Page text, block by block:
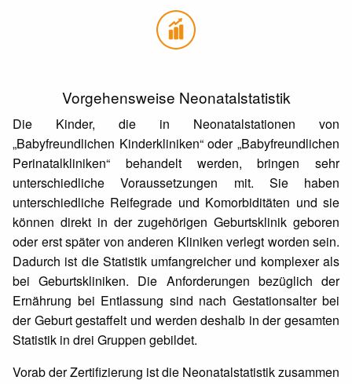
Vorgehensweise Neonatalstatistik
Die Kinder, die in Neonatalstationen von
„Babyfreundlichen Kinderkliniken“ oder „Babyfreundlichen
Perinatalkliniken“ behandelt werden, bringen sehr
unterschiedliche Voraussetzungen mit. Sie haben
unterschiedliche Reifegrade und Komorbiditäten und sie
können direkt in der zugehörigen Geburtsklinik geboren
oder erst später von anderen Kliniken verlegt worden sein.
Dadurch ist die Statistik umfangreicher und komplexer als
bei Geburtskliniken. Die Anforderungen bezüglich der
Ernährung bei Entlassung sind nach Gestationsalter bei
der Geburt gestaffelt und werden deshalb in der gesamten
Statistik in drei Gruppen gebildet.
Vorab der Zertifizierung ist die Neonatalstatistik zusammen